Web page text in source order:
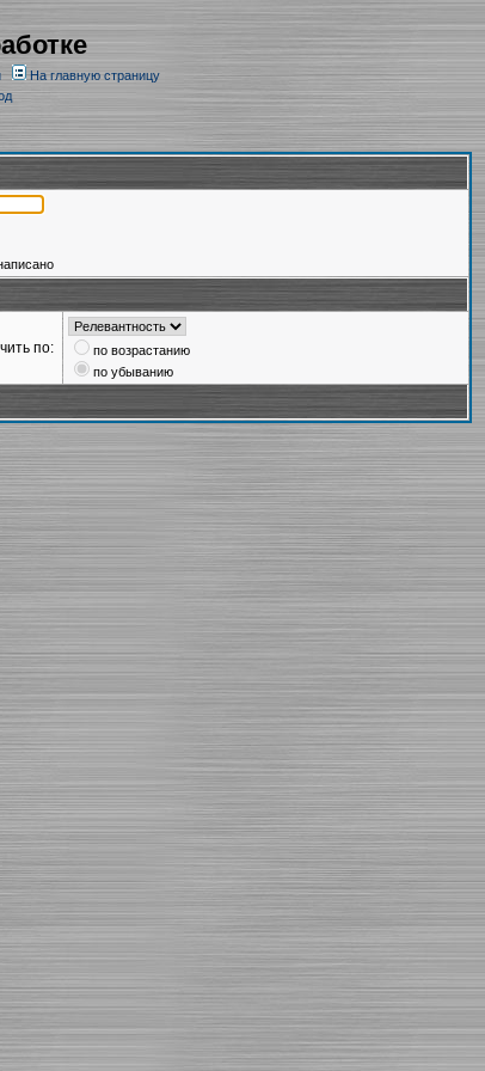
На главную страницу
по:
по возрастанию
по убыванию